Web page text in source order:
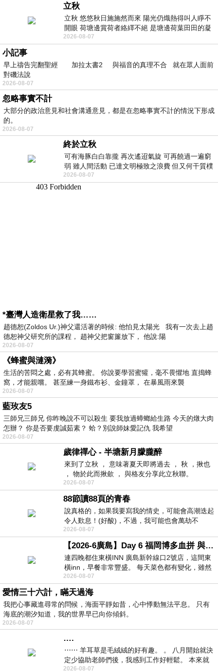
立秋
立秋 悠悠秋日施施然而來 陽光仍熾熱得叫人睜不
開眼 荷塘邊賞荷者絡繹不絕 是塘邊荷葉田田的凝
望 風中飄逸的是映日荷花別樣紅
2026-08-07
小記事
早上禱告完翻聖經 加拉太書2 與福音的真理不合 就在眾人面前
對磯法說
2026-08-07
忽略事實不計
大部分的政治意見和社會溝通意見，都是在忽略事實不計的情況下形成
的。
2026-08-07
終於立秋
可有海豚白白靠攏 再次遙迢氣旋 可再饒過一遍窮
弱 雖人間活動 已達文明極致之浪費 但又何干質樸
者 只能白白陪葬
2026-08-07
*臺灣人造衛星救了我……
趙德恕(Zoldos Ur.)神父還活著的時候: 他怕見太陽光 我有一次去上趙
德恕神父研究所的課程， 趙神父把窗簾放下， 他說:陽
2026-08-07
《蜂蜜與漣漪》
生活的苦悶之處，必有其蜂蜜。 你說要學習蜜獾，毫不畏懼地 直搗蜂
窩，才能親嚐。 甚至練一身鐵布衫、金鐘罩， 在暴風雨來襲
2026-08-07
藍玫友5
三師兄三師兄 你昨晚說不可以殺生 要我放過蟑螂給生路 今天的燉大肉
怎辦？ 你是否要虔誠茹素？ 蛤？別說師妹愛記仇 我希望
2026-08-07
歲律禪心 - 半塘新月朦朧醉
來到了立秋 ， 意味著夏天即將過去 ， 秋 ，揪也
， 物於此而揪歛 ， 與格友分享此立秋聯。
2026-08-07
88節讀88頁的青春
說真格的，如果我要寫我的情史，可能會高潮迭起
令人歎息！(好酸)，不過，我可能也會萬劫不
復...，每天跪鍵盤還是被判了花心的罪
2026-08-07
【2026-6廣島】Day 6 福岡博多血拼 與機場接送少年司機深夜對談
連四晚都住東橫INN 廣島新幹線口2號店，這間東
橫inn，早餐非常豐盛。 每天菜色都有變化，雖然
看到工作人員拿出料理包加熱，但
2026-08-07
愛情三十六計，瞞天過海
我把心事藏進尋常的問候，海面平靜如昔，心中悸動無法平息。 只有
海底的潮汐知道，我的世界早已向你傾斜。
2026-08-07
….
⋯⋯ 羊耳草是毛絨絨的好有趣。 。 八月開始就決
定少協助老師們後，我感到工作好輕鬆。 本來就
2026-08-07